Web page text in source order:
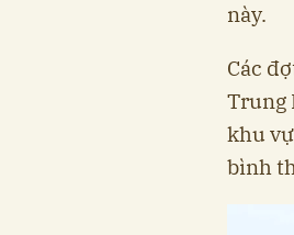
này.
Các
Trung
khu
bình